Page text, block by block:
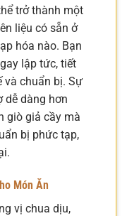
trở thành một
liệu có sẵn ở
hóa nào. Bạn
lập tức, tiết
và chuẩn bị. Sự
dễ dàng hơn
giò giả cầy mà
bị phức tạp,
Món Ăn
vị chua dịu,